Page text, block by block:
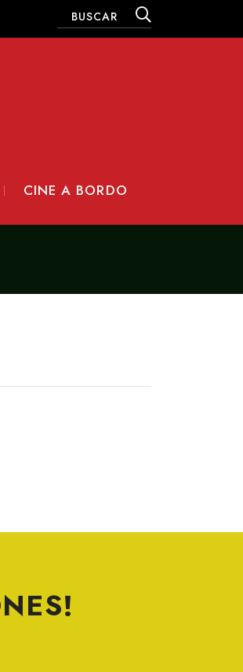
CINE A BORDO